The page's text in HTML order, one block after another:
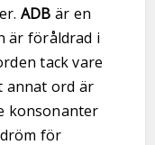
ADB är en
är föråldrad i
tack vare
annat ord är
konsonanter
för